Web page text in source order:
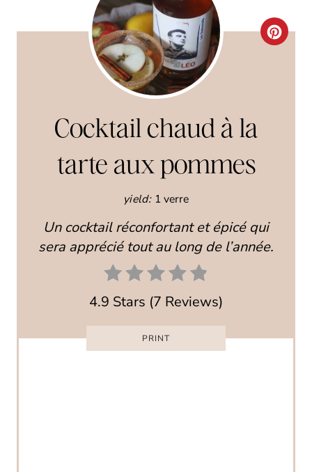
C
R
Cocktail chaud à la
tarte aux pommes
yield: 1 verre
Un cocktail réconfortant et épicé qui
sera apprécié tout au long de l’année.
4.9 Stars (7 Reviews)
PRINT